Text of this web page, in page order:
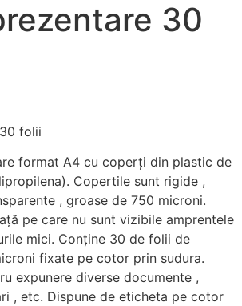
30
folii
format A4 cu coperţi din plastic de
Copertile sunt rigide ,
, groase de 750 microni.
pe care nu sunt vizibile amprentele
mici. Conţine 30 de folii de
fixate pe cotor prin sudura.
expunere diverse documente ,
, etc. Dispune de eticheta pe cotor